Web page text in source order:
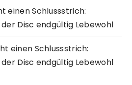
einen Schlussstrich:
Disc endgültig Lebewohl
einen Schlussstrich:
Disc endgültig Lebewohl